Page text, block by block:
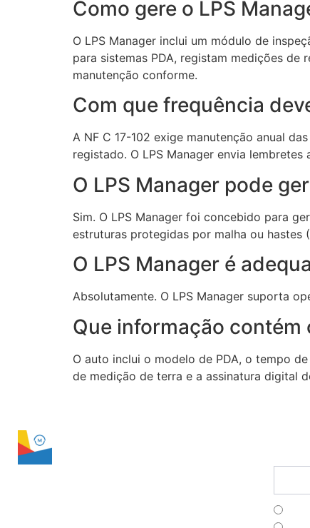
Como gere o LPS
O LPS Manager inclui um módulo de
para sistemas PDA, registam medições
manutenção conforme.
Com que frequência
A NF C 17-102 exige manutenção anual
registado. O LPS Manager envia
O LPS Manager pode
Sim. O LPS Manager foi concebido para
estruturas protegidas por malha ou
O LPS Manager é
Absolutamente. O LPS Manager suporta
Que informação contém
O auto inclui o modelo de PDA, o tempo
de medição de terra e a assinatura digital